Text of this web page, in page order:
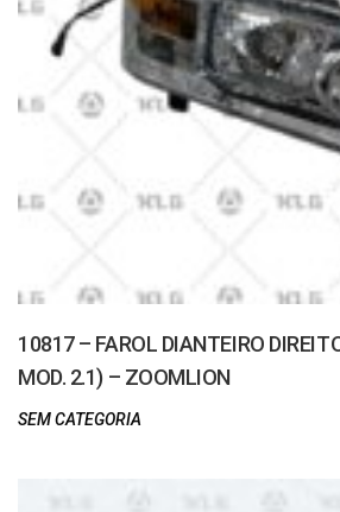
10817 – FAROL DIANTEIRO
MOD. 2.1) – ZOOMLION
SEM CATEGORIA